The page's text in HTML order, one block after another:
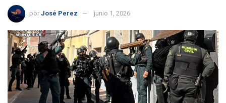
por José Perez junio 1, 2026